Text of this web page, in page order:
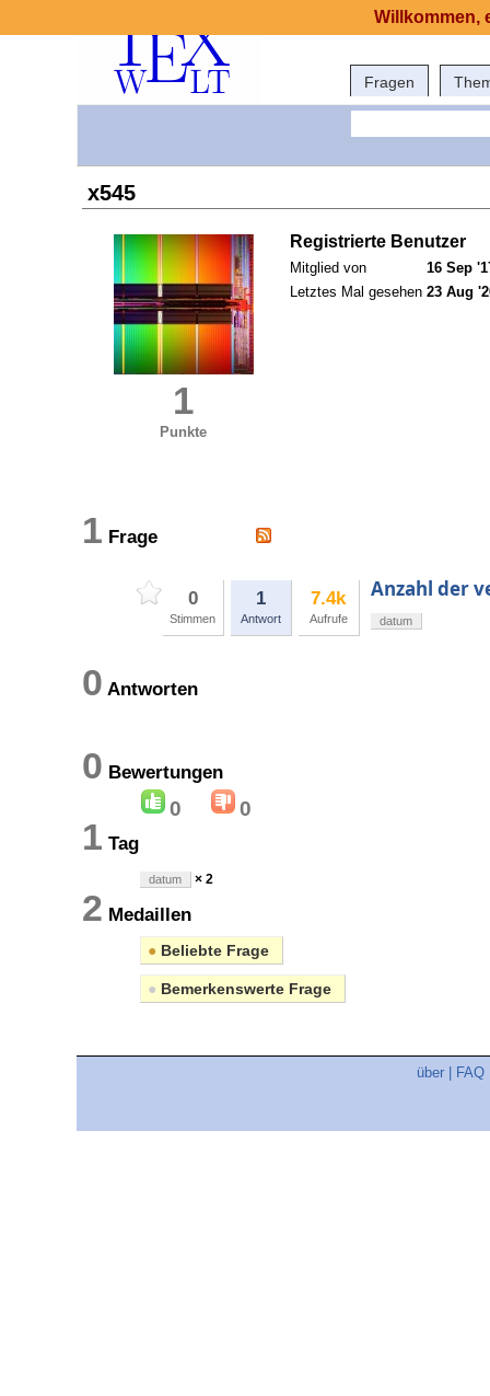
Fragen
x545
1
Punkte
Registrierte Benutzer
Mitglied von
16 Sep
Letztes Mal gesehen 23 Aug
1 Frage
0
Stimmen
1
Antwort
7.4k
Aufrufe
Anzahl der
datum
0 Antworten
0 Bewertungen
0 0
1 Tag
datum × 2
2 Medaillen
● Beliebte Frage
● Bemerkenswerte Frage
über FAQ
Willkommen,